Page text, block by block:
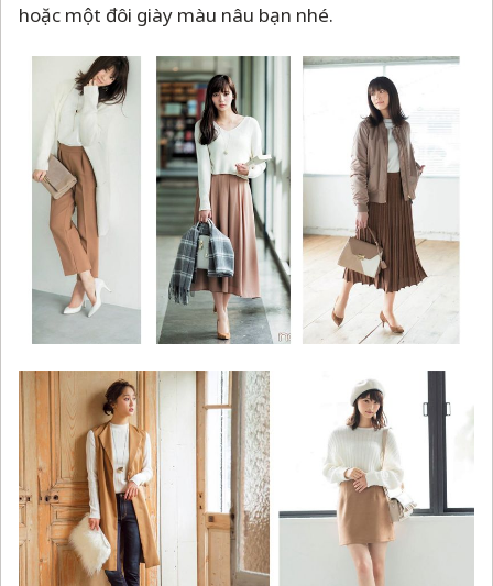
hoặc một đôi giày màu nâu bạn nhé.